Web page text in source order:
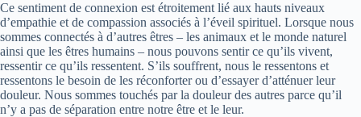
Ce sentiment de connexion est étroitement lié aux hauts niveaux
d’empathie et de compassion associés à l’éveil spirituel. Lorsque nous
sommes connectés à d’autres êtres – les animaux et le monde naturel
ainsi que les êtres humains – nous pouvons sentir ce qu’ils vivent,
ressentir ce qu’ils ressentent. S’ils souffrent, nous le ressentons et
ressentons le besoin de les réconforter ou d’essayer d’atténuer leur
douleur. Nous sommes touchés par la douleur des autres parce qu’il
n’y a pas de séparation entre notre être et le leur.